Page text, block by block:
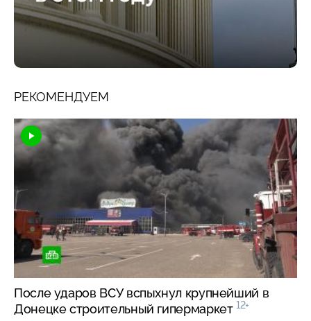
РЕКОМЕНДУЕМ
После ударов ВСУ вспыхнул крупнейший в
Донецке строительный гипермаркет 12+